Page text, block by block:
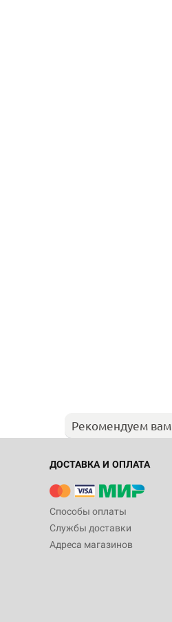
Рекомендуем вам
ДОСТАВКА И ОПЛАТА
Способы оплаты
Службы доставки
Адреса магазинов